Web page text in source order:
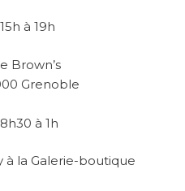
à 19h
Brown’s
Grenoble
à 1h
à la Galerie-boutique